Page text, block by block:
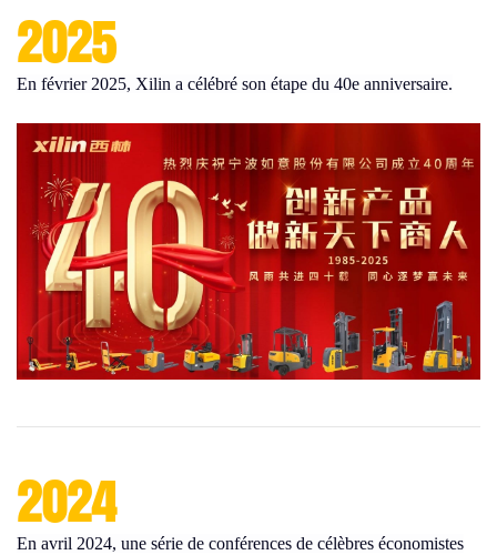
2025
En février 2025, Xilin a célébré son étape du 40e anniversaire.
2024
En avril 2024, une série de conférences de célèbres économistes